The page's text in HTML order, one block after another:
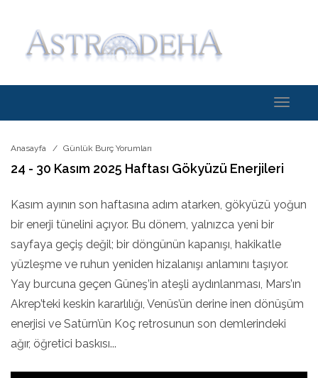
Toggle
Anasayfa Günlük Burç Yorumları
24 - 30 Kasım 2025 Haftası Gökyüzü Enerjileri
Kasım ayının son haftasına adım atarken, gökyüzü yoğun
bir enerji tünelini açıyor. Bu dönem, yalnızca yeni bir
sayfaya geçiş değil; bir döngünün kapanışı, hakikatle
yüzleşme ve ruhun yeniden hizalanışı anlamını taşıyor.
Yay burcuna geçen Güneş’in ateşli aydınlanması, Mars’ın
Akrep’teki keskin kararlılığı, Venüs’ün derine inen dönüşüm
enerjisi ve Satürn’ün Koç retrosunun son demlerindeki
ağır, öğretici baskısı...